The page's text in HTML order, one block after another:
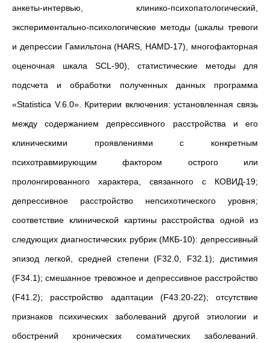
анкеты-интервью, клинико-психопатологический,
экспериментально-психологические методы (шкалы тревоги
и депрессии Гамильтона (HARS, HAMD-17), многофакторная
оценочная шкала SCL-90), статистические методы для
подсчета и обработки полученных данных программа
«Statistica V.6.0». Критерии включения: установленная связь
между содержанием депрессивного расстройства и его
клиническими проявлениями с конкретным
психотравмирующим фактором острого или
пролонгированного характера, связанного с КОВИД-19;
депрессивное расстройство непсихотического уровня;
соответствие клинической картины расстройства одной из
следующих диагностических рубрик (МКБ-10): депрессивный
эпизод легкой, средней степени (F32.0, F32.1); дистимия
(F34.1); смешанное тревожное и депрессивное расстройство
(F41.2); расстройство адаптации (F43.20-22); отсутствие
признаков психических заболеваний другой этиологии и
обострений хронических соматических заболеваний.